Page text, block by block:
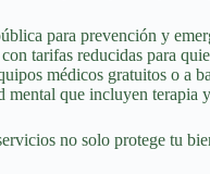
para prevención y
tarifas reducidas para
médicos gratuitos o a
mental que incluyen terapia
no solo protege tu